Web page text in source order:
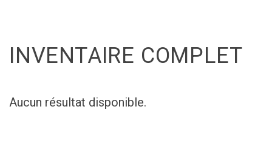
INVENTAIRE COMPLET
Aucun résultat disponible.